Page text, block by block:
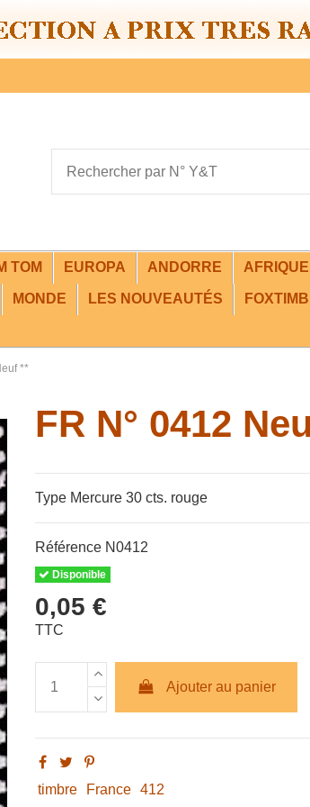
TOM EUROPA ANDORRE
MONDE LES NOUVEAUTÉS
**
FR N° 0412
Type Mercure 30 cts. rouge
Référence N0412
Disponible
0,05 €
TTC
Ajouter au panier
timbre France 412